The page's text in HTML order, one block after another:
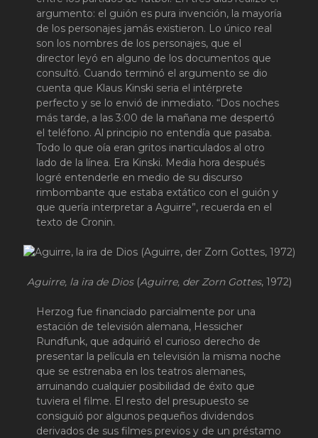
argumento: el guión es pura invención, la mayoría
de los personajes jamás existieron. Lo único real
son los nombres de los personajes, que el
director leyó en alguno de los documentos que
consultó. Cuando terminó el argumento se dio
cuenta que Klaus Kinski seria el intérprete
perfecto y se lo envió de inmediato. “Dos noches
más tarde, a las 3:00 de la mañana me despertó
el teléfono. Al principio no entendía que pasaba.
Todo lo que oía eran gritos inarticulados al otro
lado de la línea. Era Kinski. Media hora después
logré entenderle en medio de su discurso
rimbombante que estaba extático con el guión y
que quería interpretar a Aguirre”, recuerda en el
texto de Cronin.
Aguirre, la ira de Dios(Aguirre, der Zorn Gottes, 1972)
Herzog fue financiado parcialmente por una
estación de televisión alemana, Hessicher
Rundfunk, que adquirió el curioso derecho de
presentar la película en televisión la misma noche
que se estrenaba en los teatros alemanes,
arruinando cualquier posibilidad de éxito que
tuviera el filme. El resto del presupuesto se
consiguió por algunos pequeños dividendos
derivados de sus filmes previos y de un préstamo